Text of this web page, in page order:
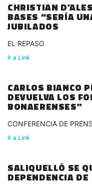
CHRISTIAN
BASES “SERÍA
JUBILADOS
EL REPASO
Ir a Link
CARLOS BIANCO
DEVUELVA LOS
BONAERENSES”
CONFERENCIA DE
Ir a Link
SALIQUELLÓ SE
DEPENDENCIA DE